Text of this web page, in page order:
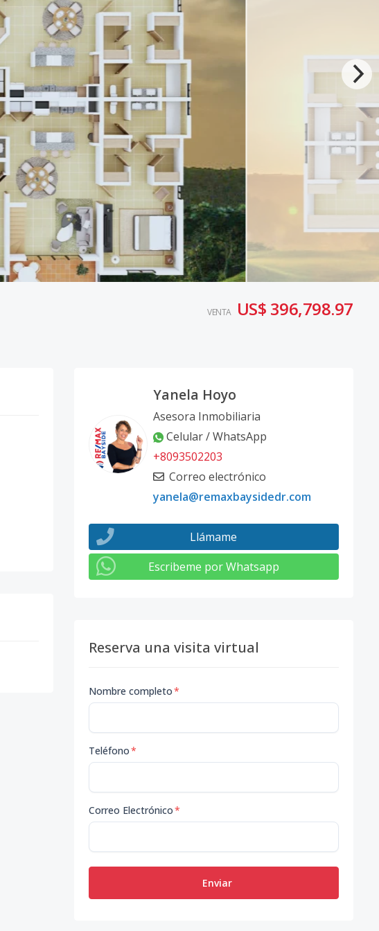
VENTA US$ 396,798.97
Yanela Hoyo
Asesora Inmobiliaria
Celular / WhatsApp
+8093502203
Correo electrónico
yanela@remaxbaysidedr.com
Llámame
Escribeme por Whatsapp
Reserva una visita virtual
Nombre completo*
Teléfono*
Correo Electrónico*
Enviar